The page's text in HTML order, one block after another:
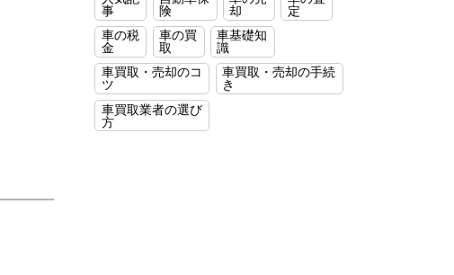
事
険
却
定
車の税
金
車の買
取
車基礎知
識
車買取・売却のコ
ツ
車買取・売却の手続
き
車買取業者の選び
方